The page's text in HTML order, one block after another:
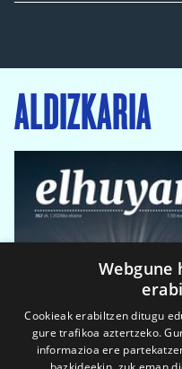
ALDIZKARIA
Webgune
Cookieak erabiltzen ditugu
gure trafikoa aztertzeko.
informazioa ere